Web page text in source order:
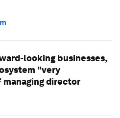
looking businesses,
"very
managing director